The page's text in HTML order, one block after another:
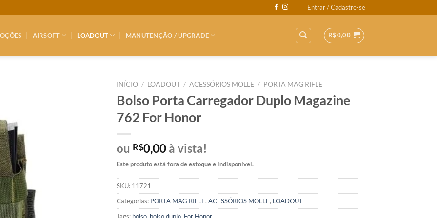
Entrar / Cadastre-se
AIRSOFT LOADOUT MANUTENÇÃO / UPGRADE R$0,00
INÍCIO / LOADOUT / ACESSÓRIOS MOLLE / PORTA MAG RIFLE
Bolso Porta Carregador Duplo Magazine
762 For Honor
ou R$0,00 à vista!
Este produto está fora de estoque e indisponível.
SKU: 11721
Categorias: PORTA MAG RIFLE, ACESSÓRIOS MOLLE, LOADOUT
Tags: bolso, bolso duplo, For Honor